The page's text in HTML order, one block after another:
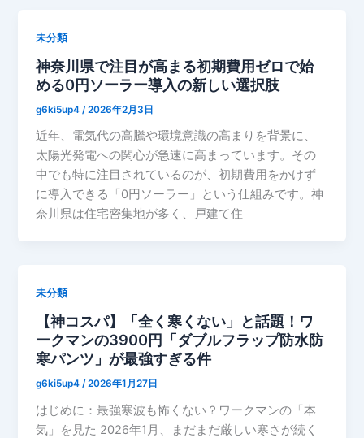
未分類
神奈川県で注目が高まる初期費用ゼロで始
める0円ソーラー導入の新しい選択肢
g6ki5up4 /2026年2月3日
近年、電気代の高騰や環境意識の高まりを背景に、
太陽光発電への関心が急速に高まっています。その
中でも特に注目されているのが、初期費用をかけず
に導入できる「0円ソーラー」という仕組みです。神
奈川県は住宅密集地が多く、戸建て住
未分類
【神コスパ】「全く寒くない」と話題！ワ
ークマンの3900円「ダブルフラップ防水防
寒パンツ」が最強すぎる件
g6ki5up4/2026年1月27日
はじめに：最強寒波も怖くない？ワークマンの「本
気」を見た 2026年1月、まだまだ厳しい寒さが続く